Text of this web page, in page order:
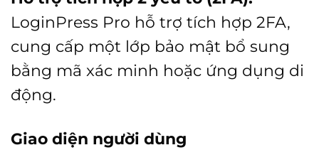
LoginPress Pro hỗ trợ tích hợp 2FA,
cung cấp một lớp bảo mật bổ sung
bằng mã xác minh hoặc ứng dụng di
động.
Giao diện người dùng